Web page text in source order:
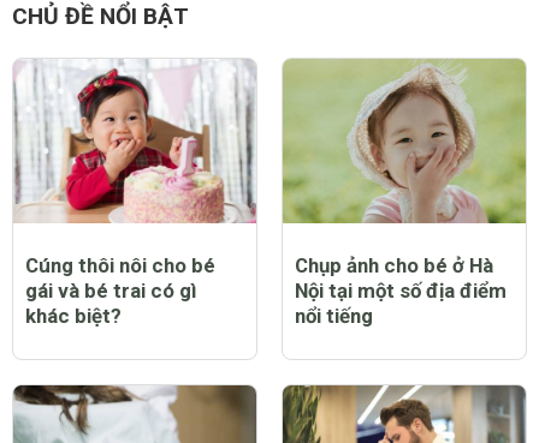
CHỦ ĐỀ NỔI BẬT
Cúng thôi nôi cho bé
gái và bé trai có gì
khác biệt?
Chụp ảnh cho bé ở Hà
Nội tại một số địa điểm
nổi tiếng